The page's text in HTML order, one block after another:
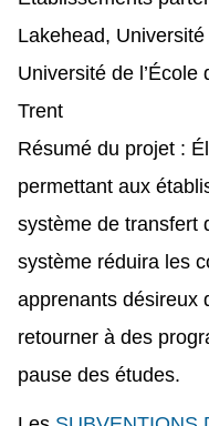
Lakehead,
Université de l’École
Trent
Résumé du projet :
permettant aux
système de transfert
système réduira les
apprenants désireux
retourner à des
pause des études.